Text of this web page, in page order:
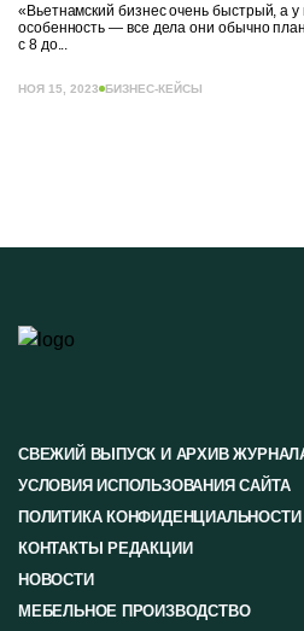
«Вьетнамский бизнес очень быстрый, а
особенность — все дела они обычно
с 8 до...
НОЯ 15, 2023 БИЗНЕС-КЕЙСЫ
СВЕЖИЙ ВЫПУСК И АРХИВ
УСЛОВИЯ ИСПОЛЬЗОВАНИЯ САЙТА
ПОЛИТИКА КОНФИДЕНЦИАЛЬНОСТИ
КОНТАКТЫ РЕДАКЦИИ
НОВОСТИ
МЕБЕЛЬНОЕ ПРОИЗВОДСТВО